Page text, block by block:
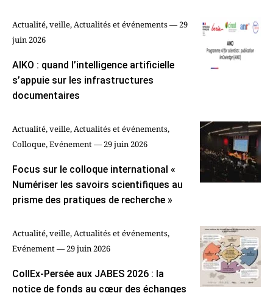
Actualité, veille, Actualités et événements — 29
juin 2026
AIKO : quand l’intelligence artificielle
s’appuie sur les infrastructures
documentaires
Actualité, veille, Actualités et événements,
Colloque, Evénement — 29 juin 2026
Focus sur le colloque international «
Numériser les savoirs scientifiques au
prisme des pratiques de recherche »
Actualité, veille, Actualités et événements,
Evénement — 29 juin 2026
CollEx-Persée aux JABES 2026 : la
notice de fonds au cœur des échanges